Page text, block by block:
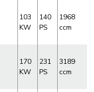
103
KW
140
PS
1968
ccm
170
KW
231
PS
3189
ccm